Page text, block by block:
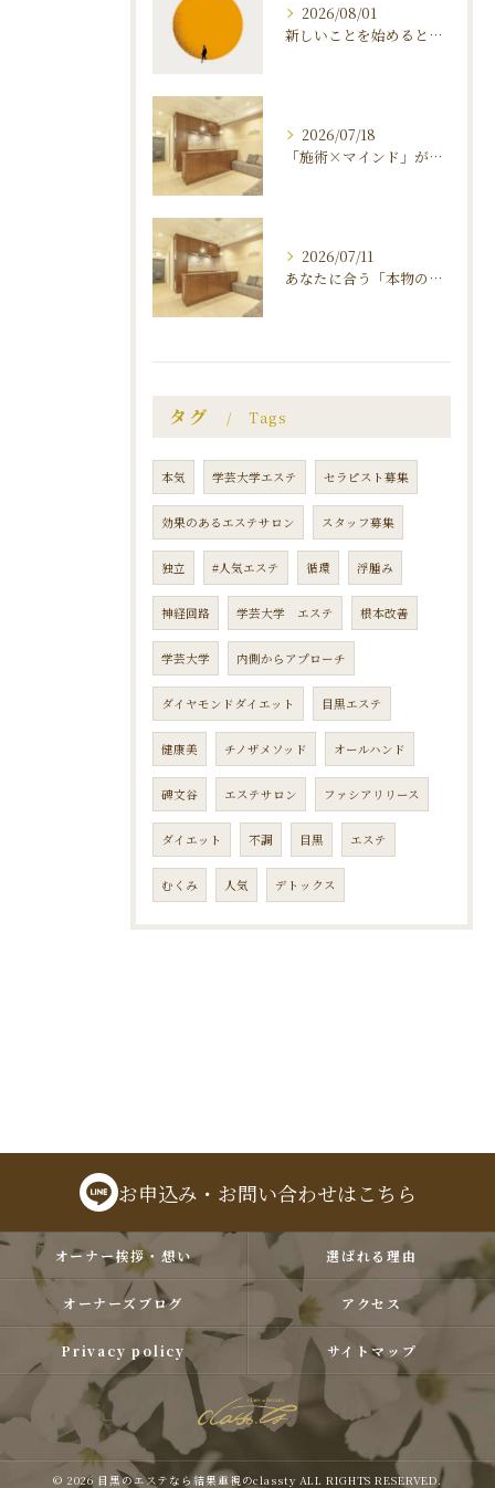
2026/08/01
新しいことを始めると、 不安と恐怖が襲ってくる理由 〜マインドを知ることがダイエット 成功のカギ〜
2026/07/18
「施術×マインド」が叶える、ダイヤモンドダイエットの秘密
2026/07/11
あなたに合う「本物のエステサロン」の見つけ方
タグ Tags
本気 学芸大学エステ セラピスト募集
効果のあるエステサロン スタッフ募集
独立 #人気エステ 循環 浮腫み
神経回路 学芸大学 エステ 根本改善
学芸大学 内側からアプローチ
ダイヤモンドダイエット 目黒エステ
健康美 チノザメソッド オールハンド
碑文谷 エステサロン ファシアリリース
ダイエット 不調 目黒 エステ
むくみ 人気 デトックス
お申込み・お問い合わせはこちら
オーナー挨拶・想い 選ばれる理由
オーナーズブログ アクセス
Privacy policy サイトマップ
© 2026 目黒のエステなら結果重視のclassty ALL RIGHTS RESERVED.